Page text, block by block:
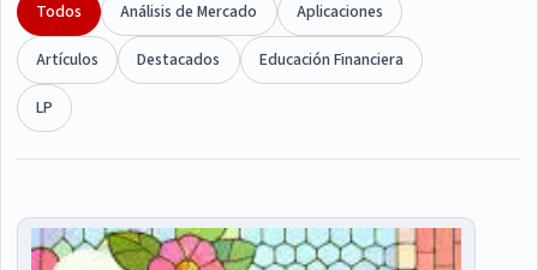
Todos Análisis de Mercado
Aplicaciones
Artículos
Destacados
Educación Financiera
LP
Articles